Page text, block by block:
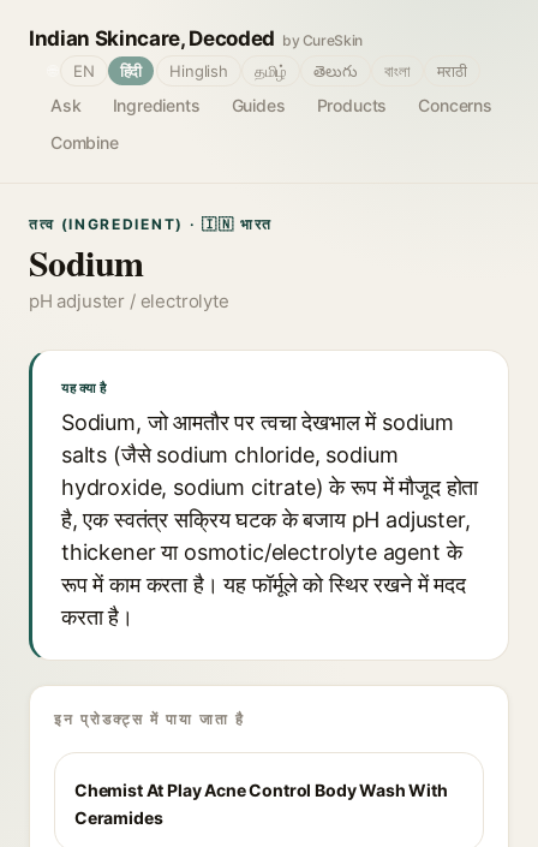
Indian Skincare, Decoded by CureSkin
Ask Ingredients Guides Products
Concerns
Combine
EN हिंदी Hinglish தமிழ் తెలుగు বাংলা मराठी
तत्व (INGREDIENT) · 🇮🇳 भारत
Sodium
pH adjuster / electrolyte
यह क्या है
Sodium, जो आमतौर पर त्वचा देखभाल में sodium
salts (जैसे sodium chloride, sodium
hydroxide, sodium citrate) के रूप में मौजूद होता
है, एक स्वतंत्र सक्रिय घटक के बजाय pH adjuster,
thickener या osmotic/electrolyte agent के
रूप में काम करता है। यह फॉर्मूले को स्थिर रखने में मदद
करता है।
इन प्रोडक्ट्स में पाया जाता है
Chemist At Play Acne Control Body Wash With
Ceramides